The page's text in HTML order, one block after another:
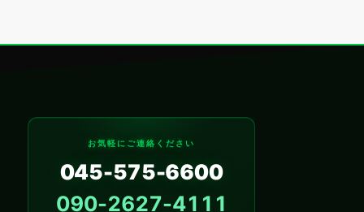
お気軽にご連絡ください
045-575-6600
090-2627-4111